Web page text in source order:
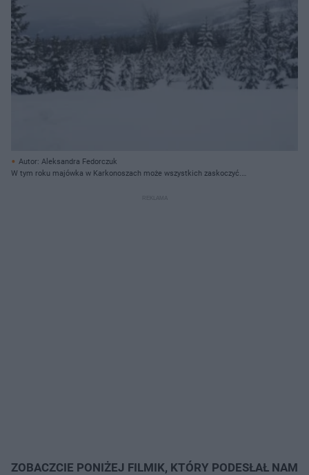
Autor: Aleksandra Fedorczuk
W tym roku majówka w Karkonoszach może wszystkich zaskoczyć.
ZOBACZCIE PONIŻEJ FILMIK, KTÓRY PODESŁAŁ NAM